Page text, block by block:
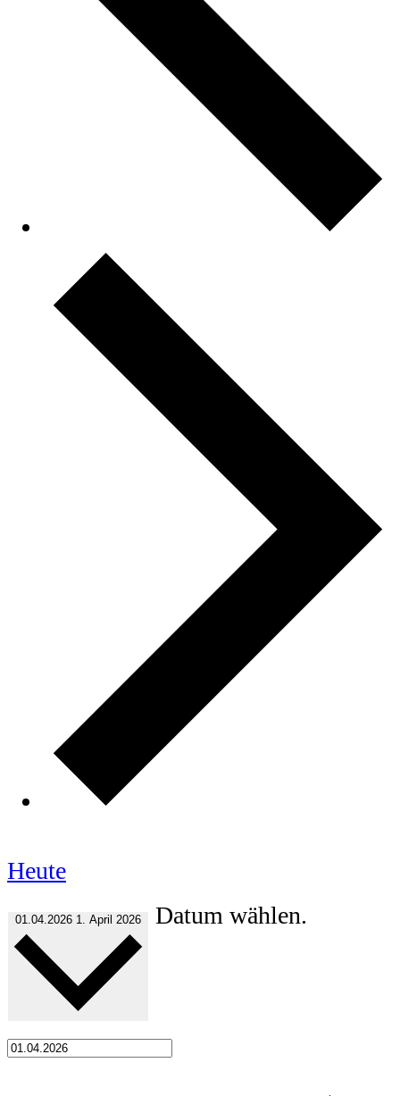
Heute
01.04.2026 1. April 2026 Datum wählen.